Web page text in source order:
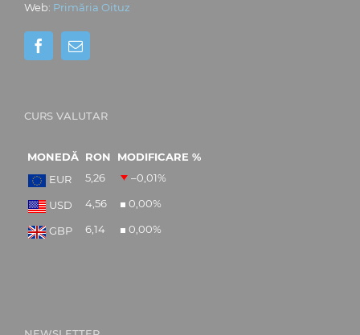
Web: Primăria Oituz
CURS VALUTAR
MONEDĂ RON
MODIFICARE %
EUR
5,26 –0,01%
USD 4,56 0,00%
GBP 6,14 0,00%